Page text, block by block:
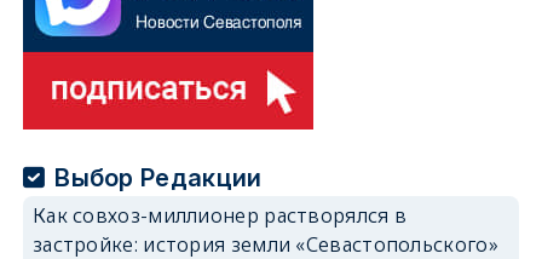
Выбор Редакции
Как совхоз-миллионер растворялся в
застройке: история земли «Севастопольского»